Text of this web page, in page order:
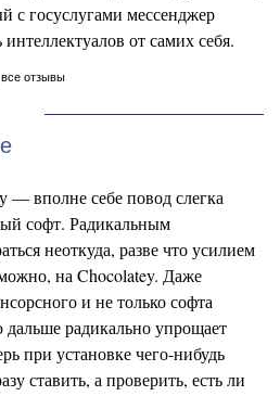
с госуслугами мессенджер
от самих себя.
все отзывы
— вполне себе повод слегка
софт. Радикальным
неоткуда, разве что усилием
на Chocolatey. Даже
и не только софта
радикально упрощает
при установке чего-нибудь
ставить, а проверить, есть ли